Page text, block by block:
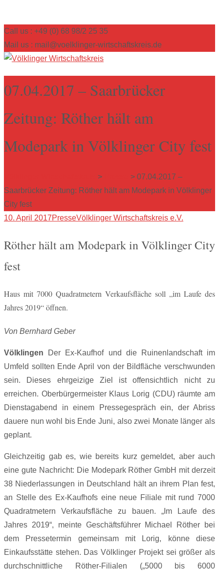
Call us : +49 (0) 68 98/2 25 35
Mail us : mail@voelklinger-wirtschaftskreis.de
07.04.2017 – Saarbrücker
Zeitung: Röther hält am
Modepark in Völklinger City fest
> > 07.04.2017 –
Saarbrücker Zeitung: Röther hält am Modepark in Völklinger
City fest
10. April 2017PresseVölklinger Wirtschaftskreis e.V.
Röther hält am Modepark in Völklinger City
fest
Haus mit 7000 Quadratmetern Verkaufsfläche soll „im Laufe des
Jahres 2019“ öffnen.
Von Bernhard Geber
Völklingen Der Ex-Kaufhof und die Ruinenlandschaft im
Umfeld sollten Ende April von der Bildfläche verschwunden
sein. Dieses ehrgeizige Ziel ist offensichtlich nicht zu
erreichen. Oberbürgermeister Klaus Lorig (CDU) räumte am
Dienstagabend in einem Pressegespräch ein, der Abriss
dauere nun wohl bis Ende Juni, also zwei Monate länger als
geplant.
Gleichzeitig gab es, wie bereits kurz gemeldet, aber auch
eine gute Nachricht: Die Modepark Röther GmbH mit derzeit
38 Niederlassungen in Deutschland hält an ihrem Plan fest,
an Stelle des Ex-Kaufhofs eine neue Filiale mit rund 7000
Quadratmetern Verkaufsfläche zu bauen. „Im Laufe des
Jahres 2019“, meinte Geschäftsführer Michael Röther bei
dem Pressetermin gemeinsam mit Lorig, könne diese
Einkaufsstätte stehen. Das Völklinger Projekt sei größer als
durchschnittliche Röther-Filialen („5000 bis 6000